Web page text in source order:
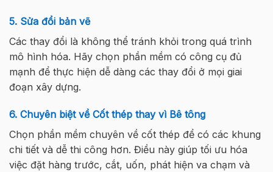
5. Sửa đổi bản vẽ
Các thay đổi là không thể tránh khỏi trong quá trình
mô hình hóa. Hãy chọn phần mềm có công cụ đủ
mạnh để thực hiện dễ dàng các thay đổi ở mọi giai
đoạn xây dựng.
6. Chuyên biệt về Cốt thép thay vì Bê tông
Chọn phần mềm chuyên về cốt thép để có các khung
chi tiết và dễ thi công hơn. Điều này giúp tối ưu hóa
việc đặt hàng trước, cắt, uốn, phát hiện va chạm và